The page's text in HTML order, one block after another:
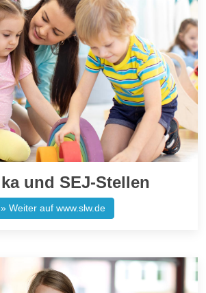
und SEJ-Stellen
» Weiter auf www.slw.de